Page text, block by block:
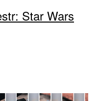
Star Wars